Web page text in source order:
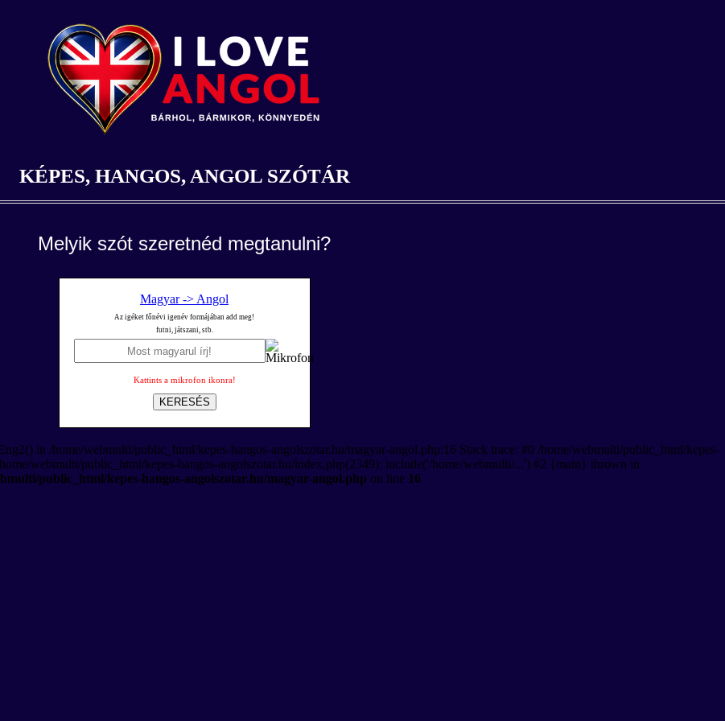
KÉPES, HANGOS, ANGOL SZÓTÁR
Melyik szót szeretnéd megtanulni?
Magyar -> Angol
Az igéket főnévi igenév formájában add meg!
futni, játszani, stb.
Kattints a mikrofon ikonra!
KERESÉS
in /home/webmulti/public_html/kepes-hangos-angolszotar.hu/magyar-angol.php:16 Stack trace: #0 /home/webmulti/public_html/kepes-
webmulti/public_html/kepes-hangos-angolszotar.hu/index.php(2349): include('/home/webmulti/...') #2 {main} thrown in
public_html/kepes-hangos-angolszotar.hu/magyar-angol.php on line 16